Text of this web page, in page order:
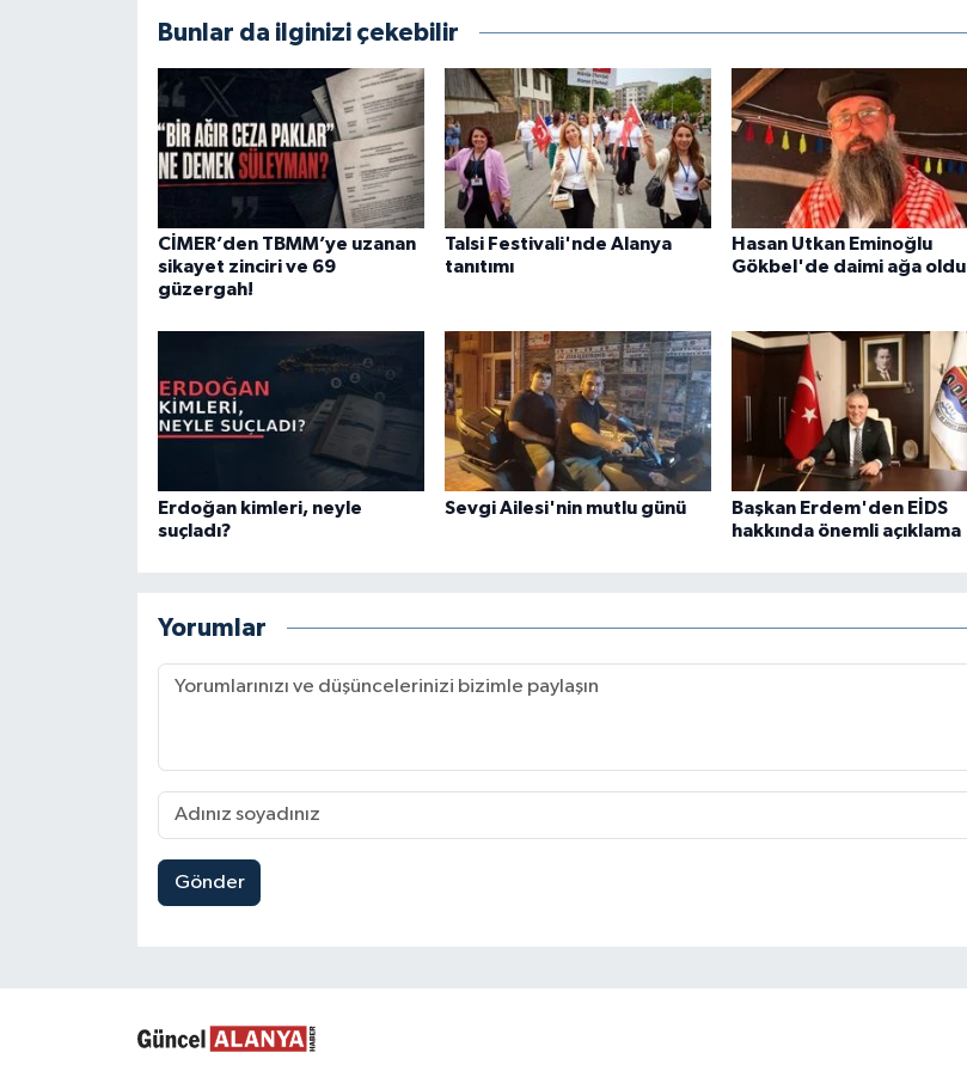
Bunlar da ilginizi çekebilir
CİMER’den TBMM’ye uzanan
sikayet zinciri ve 69
güzergah!
Talsi Festivali'nde Alanya
tanıtımı
Hasan Utkan Eminoğlu
Gökbel'de daimi ağa oldu
Erdoğan kimleri, neyle
suçladı?
Sevgi Ailesi'nin mutlu günü
Başkan Erdem'den EİDS
hakkında önemli açıklama
Yorumlar
Gönder